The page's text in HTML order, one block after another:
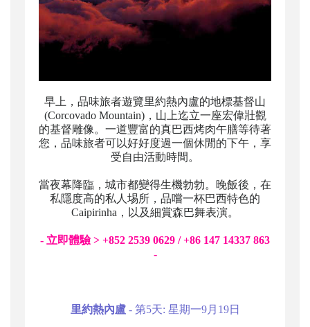
早上，品味旅者遊覽里約熱內盧的地標基督山
(Corcovado Mountain)，山上迄立一座宏偉壯觀
的基督雕像。一道豐富的真巴西烤肉午膳等待著
您，品味旅者可以好好度過一個休閒的下午，享
受自由活動時間。
當夜幕降臨，城市都變得生機勃勃。晚飯後，在
私隱度高的私人埸所，品嚐一杯巴西特色的
Caipirinha，以及細賞森巴舞表演。
- 立即體驗 > +852 2539 0629 / +86 147 14337 863
-
里約熱內盧- 第5天: 星期一9月19日